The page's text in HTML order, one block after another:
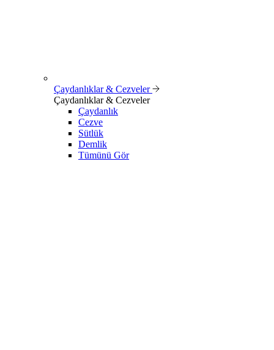
Çaydanlıklar & Cezveler
Çaydanlıklar & Cezveler
Çaydanlık
Cezve
Sütlük
Demlik
Tümünü Gör